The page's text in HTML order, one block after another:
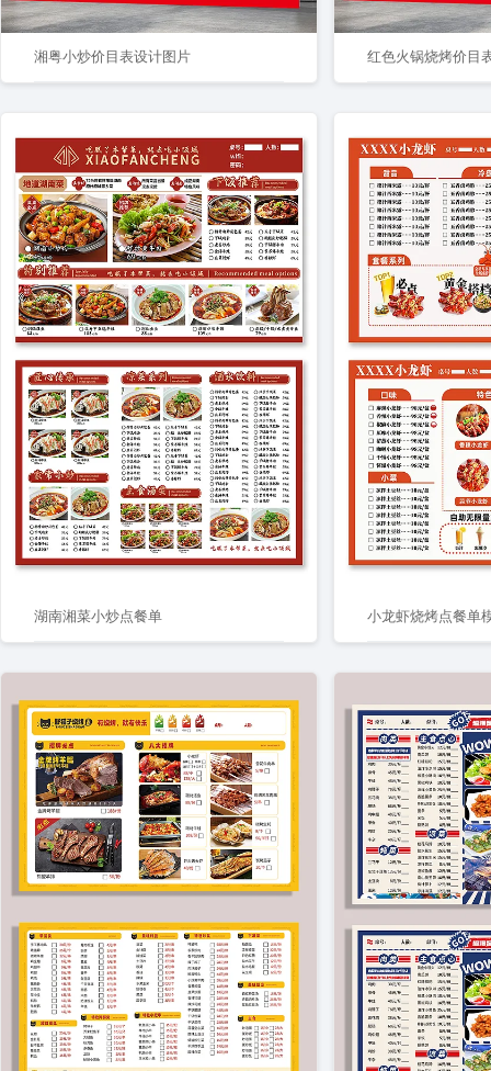
湘粤小炒价目表设计图片 红色火锅烧烤价目
湖南湘菜小炒点餐单 小龙虾烧烤点餐单